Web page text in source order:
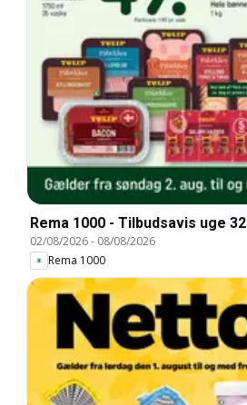
Rema 1000 - Tilbudsavis uge 32
02/08/2026- 08/08/2026
Rema 1000